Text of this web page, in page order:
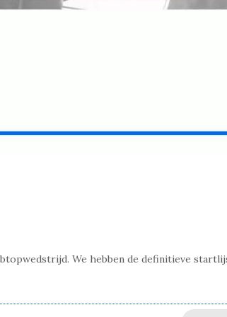
We hebben de definitieve